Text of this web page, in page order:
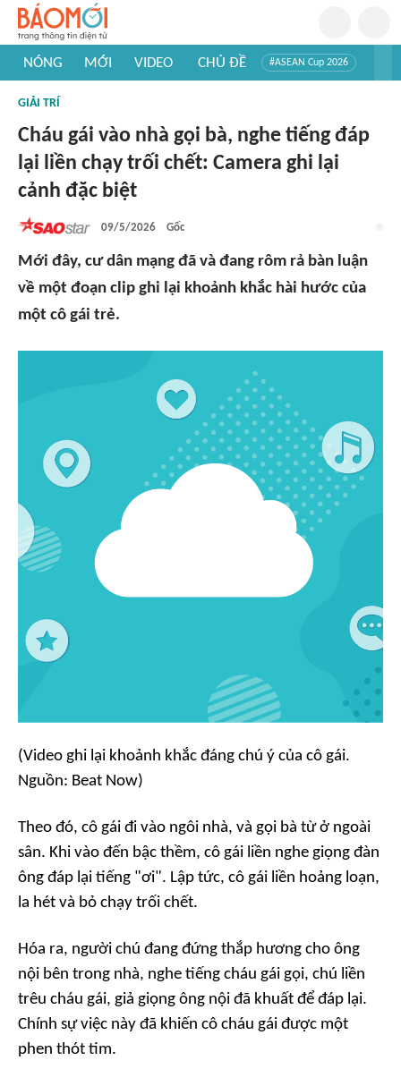
NÓNG MỚI VIDEO CHỦ ĐỀ #ASEAN Cup 2026
#Khám phá thế giới
GIẢI TRÍ
Cháu gái vào nhà gọi bà, nghe tiếng đáp
lại liền chạy trối chết: Camera ghi lại
cảnh đặc biệt
09/5/2026 Gốc
Mới đây, cư dân mạng đã và đang rôm rả bàn luận
về một đoạn clip ghi lại khoảnh khắc hài hước của
một cô gái trẻ.
(Video ghi lại khoảnh khắc đáng chú ý của cô gái.
Nguồn: Beat Now)
Theo đó, cô gái đi vào ngôi nhà, và gọi bà từ ở ngoài
sân. Khi vào đến bậc thềm, cô gái liền nghe giọng đàn
ông đáp lại tiếng "ơi". Lập tức, cô gái liền hoảng loạn,
la hét và bỏ chạy trối chết.
Hóa ra, người chú đang đứng thắp hương cho ông
nội bên trong nhà, nghe tiếng cháu gái gọi, chú liền
trêu cháu gái, giả giọng ông nội đã khuất để đáp lại.
Chính sự việc này đã khiến cô cháu gái được một
phen thót tim.